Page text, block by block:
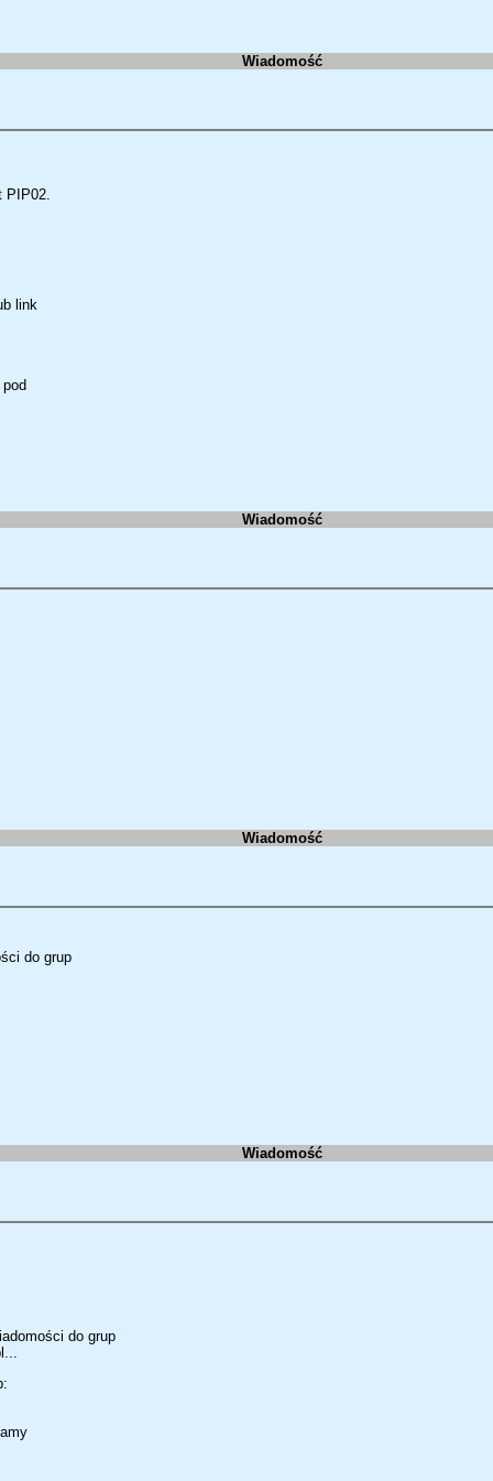
Wiadomość
PIP02.
link
Wiadomość
Wiadomość
do grup
Wiadomość
do grup